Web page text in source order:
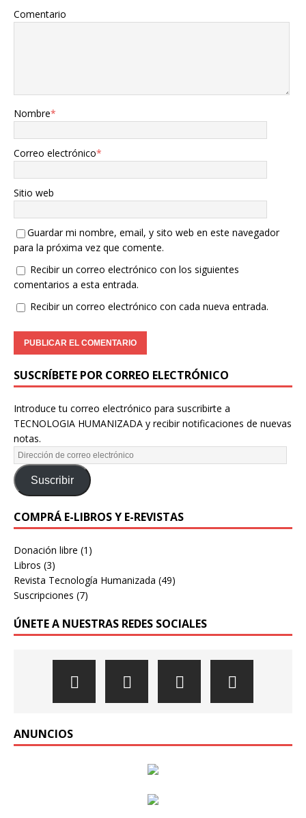
Comentario
Nombre*
Correo electrónico*
Sitio web
Guardar mi nombre, email, y sito web en este navegador
para la próxima vez que comente.
Recibir un correo electrónico con los siguientes
comentarios a esta entrada.
Recibir un correo electrónico con cada nueva entrada.
SUSCRÍBETE POR CORREO ELECTRÓNICO
Introduce tu correo electrónico para suscribirte a
TECNOLOGIA HUMANIZADA y recibir notificaciones de nuevas
notas.
Suscribir
COMPRÁ E-LIBROS Y E-REVISTAS
Donación libre (1)
Libros (3)
Revista Tecnología Humanizada (49)
Suscripciones (7)
ÚNETE A NUESTRAS REDES SOCIALES
ANUNCIOS